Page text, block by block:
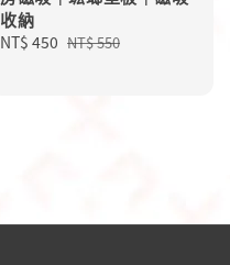
收納
Sale
NT$ 450 Regular
NT$ 550